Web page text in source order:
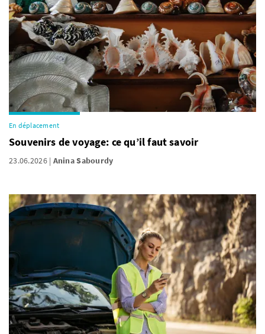
En déplacement
Souvenirs de voyage: ce qu’il faut savoir
23.06.2026 Anina Sabourdy